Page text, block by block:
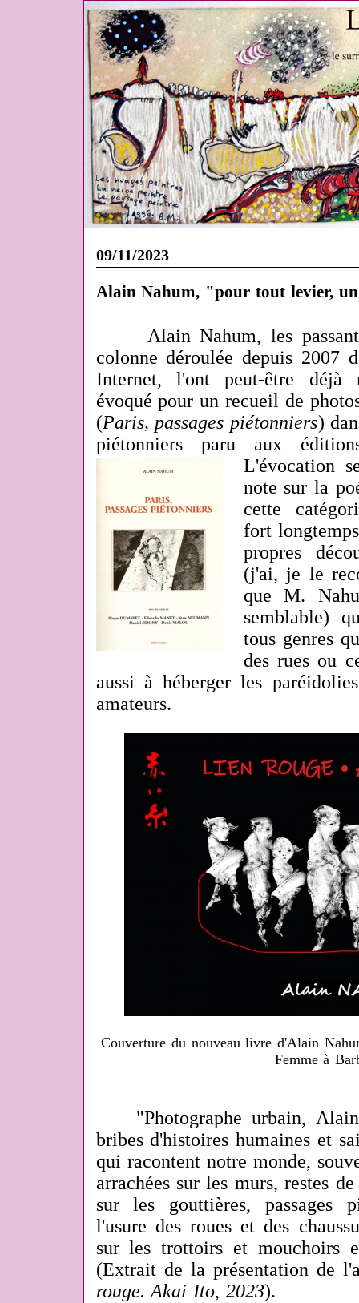
09/11/2023
Alain Nahum, "pour tout levier,
Alain Nahum, les
colonne déroulée depuis 2007
Internet, l'ont peut-être déjà
évoqué pour un recueil de
(Paris, passages piétonniers)
piétonniers paru aux
L'évocation
note sur la
cette
fort
propres
(j'ai, je le
que M.
semblable)
tous genres
des rues ou
aussi à héberger les
amateurs.
Couverture du nouveau livre d'Alain
Femme à
"Photographe urbain, Alain
bribes d'histoires humaines et
qui racontent notre monde,
arrachées sur les murs, restes
sur les gouttières, passages
l'usure des roues et des
sur les trottoirs et mouchoirs
(Extrait de la présentation de
rouge. Akai Ito, 2023).